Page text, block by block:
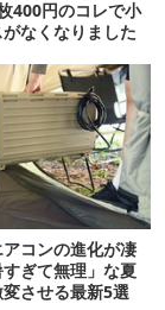
400円のコレで小
なくなりました
コンの進化が凄
ぎて無理」な夏
させる最新5選